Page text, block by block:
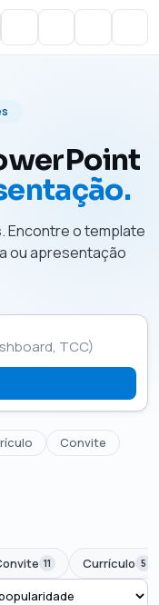
Encontre o template
ou apresentação
Convite
11 Currículo 5